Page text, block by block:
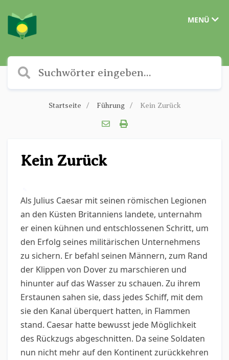
MENÜ
Startseite Führung Kein Zurück
Kein Zurück
Als Julius Caesar mit seinen römischen Legionen
an den Küsten Britanniens landete, unternahm
er einen kühnen und entschlossenen Schritt, um
den Erfolg seines militärischen Unternehmens
zu sichern. Er befahl seinen Männern, zum Rand
der Klippen von Dover zu marschieren und
hinunter auf das Wasser zu schauen. Zu ihrem
Erstaunen sahen sie, dass jedes Schiff, mit dem
sie den Kanal überquert hatten, in Flammen
stand. Caesar hatte bewusst jede Möglichkeit
des Rückzugs abgeschnitten. Da seine Soldaten
nun nicht mehr auf den Kontinent zurückkehren